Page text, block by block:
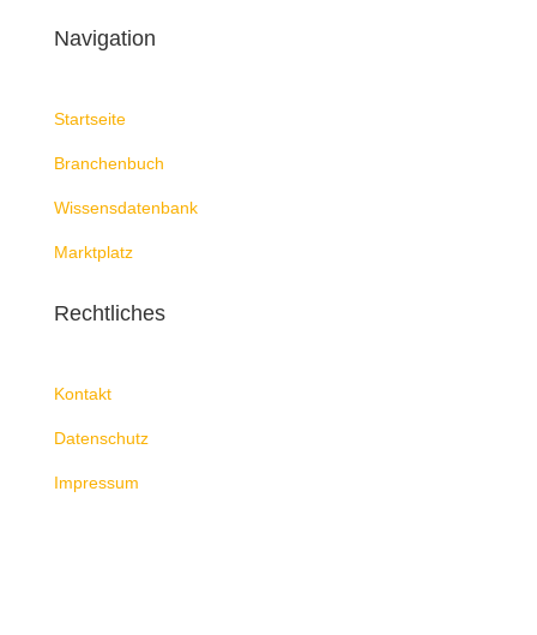
Navigation
Startseite
Branchenbuch
Wissensdatenbank
Marktplatz
Rechtliches
Kontakt
Datenschutz
Impressum